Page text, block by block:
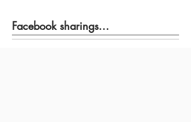
Facebook sharings...